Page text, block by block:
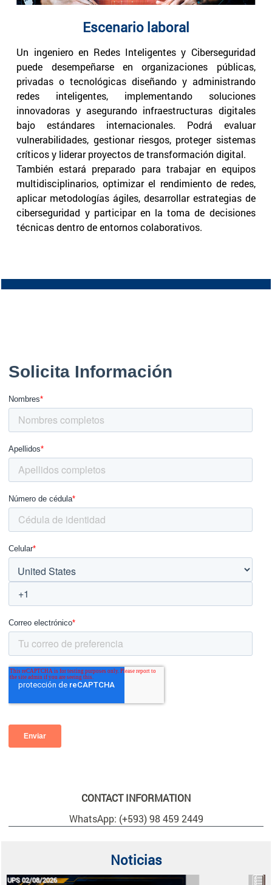
Escenario laboral
Un ingeniero en Redes Inteligentes y Ciberseguridad
puede desempeñarse en organizaciones públicas,
privadas o tecnológicas diseñando y administrando
redes inteligentes, implementando soluciones
innovadoras y asegurando infraestructuras digitales
bajo estándares internacionales. Podrá evaluar
vulnerabilidades, gestionar riesgos, proteger sistemas
críticos y liderar proyectos de transformación digital.
También estará preparado para trabajar en equipos
multidisciplinarios, optimizar el rendimiento de redes,
aplicar metodologías ágiles, desarrollar estrategias de
ciberseguridad y participar en la toma de decisiones
técnicas dentro de entornos colaborativos.
CONTACT INFORMATION
WhatsApp: (+593) 98 459 2449
Noticias
UIO 07/08/2026